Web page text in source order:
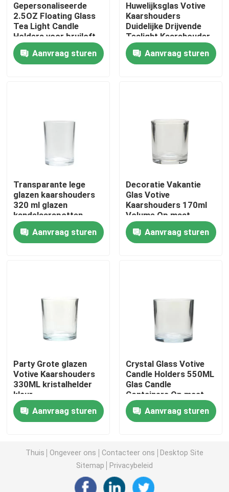
Over ons
Fabriekstocht
Neem contact met ons op
Vraag een offerte
lege glaspotten
houders van de glas votive kaars
de kruik van de glasmetselaar
Glasbekers
De mok van het glasbier
Kristallen wijnglas
de flessen van de glasmelk
Gepersonaliseerde
2.5OZ Floating Glass
Tea Light Candle
Holders voor bruiloft
Aanvraag sturen
Huwelijksglas Votive
Kaarshouders
Duidelijke Drijvende
Tealight Kaarshouder
Aanvraag sturen
Transparante lege
glazen kaarshouders
320 ml glazen
kandelaarspotten
Aanvraag sturen
Decoratie Vakantie
Glas Votive
Kaarshouders 170ml
Volume Op maat
Aanvraag sturen
Party Grote glazen
Votive Kaarshouders
330ML kristalhelder
kleur
Aanvraag sturen
Crystal Glass Votive
Candle Holders 550ML
Glas Candle
Containers Op maat
Aanvraag sturen
Thuis Ongeveer ons Contacteer ons
Desktop Site
Sitemap
Privacybeleid